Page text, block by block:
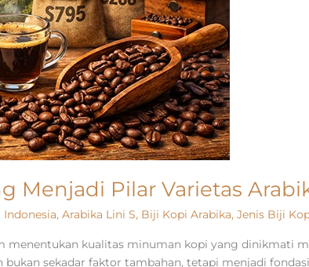
Menjadi Pilar Varietas
Indonesia,Arabika Lini S, Biji Kopi Arabika,Jenis Biji
menentukan kualitas minuman kopi yang dinikmati
sekadar faktor tambahan, tetapi menjadi